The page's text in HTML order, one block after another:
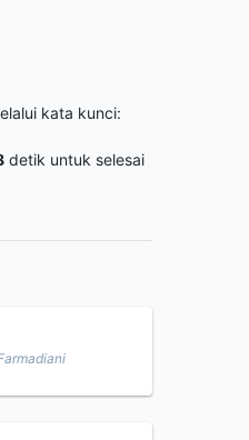
kata kunci:
detik untuk selesai